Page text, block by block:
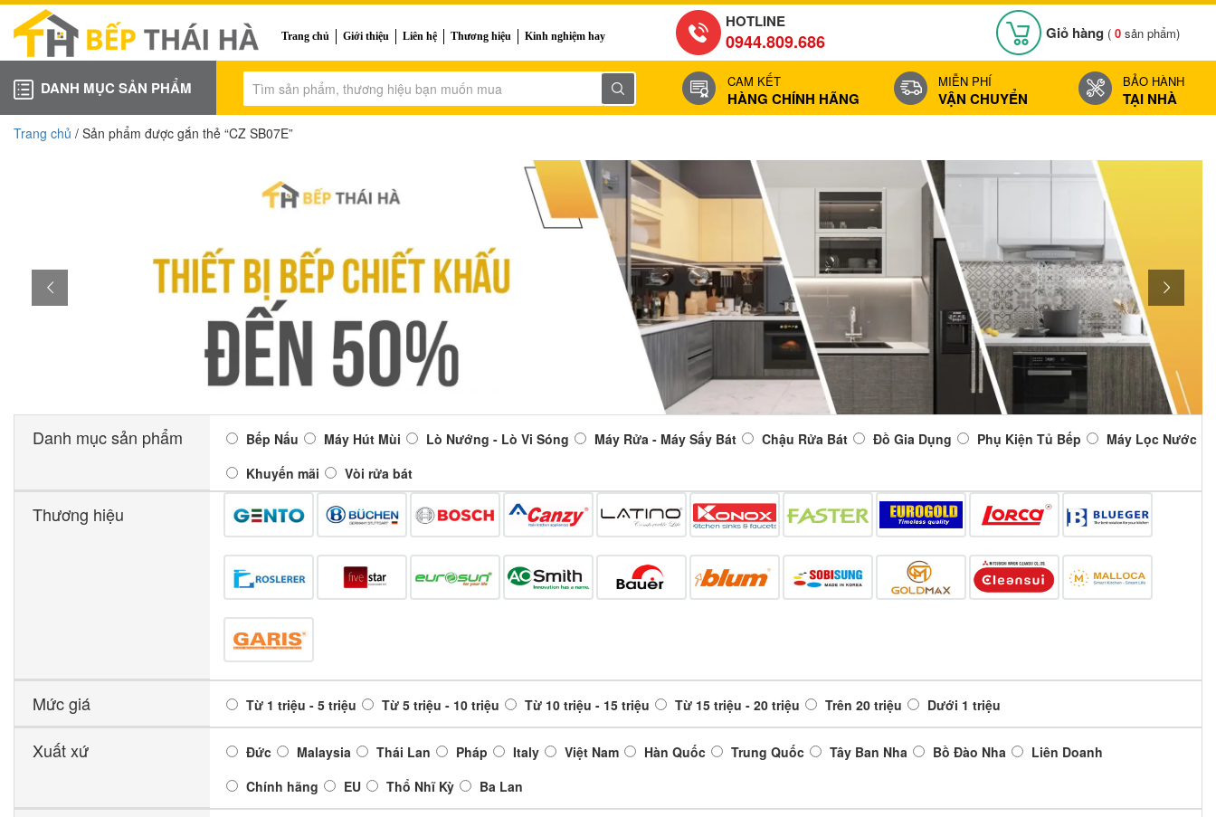
Trang chủ Giới thiệu Liên hệ Thương hiệu Kinh nghiệm hay
HOTLINE
0944.809.686 Giỏ hàng ( 0 sản phẩm)
DANH MỤC SẢN PHẨM CAM KẾT
HÀNG CHÍNH HÃNG
MIỄN PHÍ
VẬN CHUYỂN
BẢO HÀNH
TẠI NHÀ
Trang chủ / Sản phẩm được gắn thẻ “CZ SB07E”
Danh mục sản phẩm Bếp Nấu Máy Hút Mùi Lò Nướng - Lò Vi Sóng Máy Rửa - Máy Sấy Bát Chậu Rửa Bát Đồ Gia Dụng Phụ Kiện Tủ Bếp
Máy Lọc Nước
Khuyến mãi
Vòi rửa bát
Thương hiệu
Mức giá Từ 1 triệu - 5 triệu Từ 5 triệu - 10 triệu Từ 10 triệu - 15 triệu Từ 15 triệu - 20 triệu Trên 20 triệu Dưới 1 triệu
Xuất xứ Đức Malaysia Thái Lan Pháp Italy Việt Nam Hàn Quốc Trung Quốc Tây Ban Nha Bồ Đào Nha
Liên Doanh
Chính hãng
EU Thổ Nhĩ Kỳ Ba Lan